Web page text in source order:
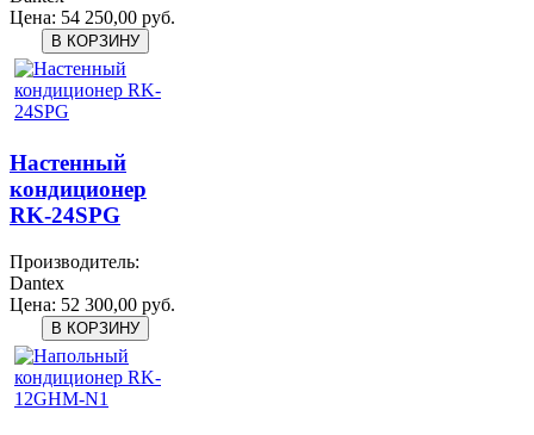
Цена: 54 250,00 руб.
Настенный
кондиционер
RK-24SPG
Производитель:
Dantex
Цена: 52 300,00 руб.